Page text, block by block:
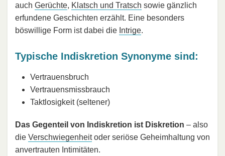
auch Gerüchte, Klatsch und Tratsch sowie gänzlich
erfundene Geschichten erzählt. Eine besonders
böswillige Form ist dabei die Intrige.
Typische Indiskretion Synonyme sind:
Vertrauensbruch
Vertrauensmissbrauch
Taktlosigkeit (seltener)
Das Gegenteil von Indiskretion ist Diskretion – also
die Verschwiegenheitoder seriöse Geheimhaltung von
anvertrauten Intimitäten.